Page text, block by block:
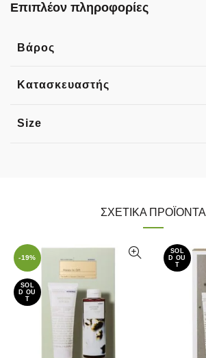
Επιπλέον πληροφορίες
Βάρος
Κατασκευαστής
Size
ΣΧΕΤΙΚΆ ΠΡΟΪΌΝΤΑ
-19%
SOL
D OU
T
SOL
D OU
T